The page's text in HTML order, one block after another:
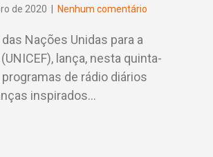
de 2020 Nenhum comentário
das Nações Unidas para a
lança, nesta quinta-
de rádio diários
inspirados…